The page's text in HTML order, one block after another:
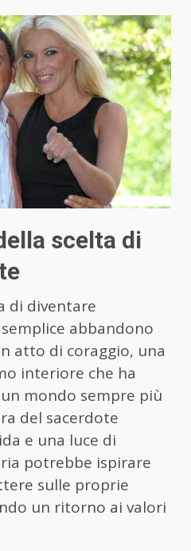
scelta di
di diventare
abbandono
atto di coraggio, una
interiore che ha
mondo sempre più
del sacerdote
e una luce di
potrebbe ispirare
sulle proprie
un ritorno ai valori